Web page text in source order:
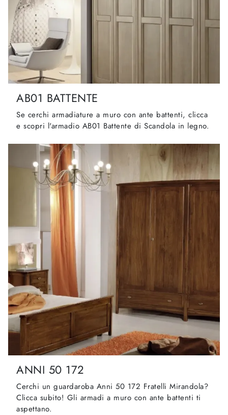
AB01 BATTENTE
Se cerchi armadiature a muro con ante battenti, clicca
e scopri l'armadio AB01 Battente di Scandola in legno.
ANNI 50 172
Cerchi un guardaroba Anni 50 172 Fratelli Mirandola?
Clicca subito! Gli armadi a muro con ante battenti ti
aspettano.